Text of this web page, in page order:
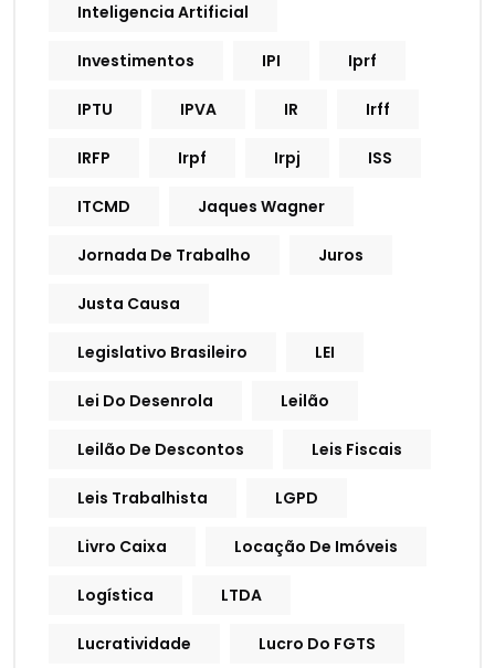
Inteligencia Artificial
Investimentos IPI Iprf
IPTU IPVA IR Irff
IRFP Irpf Irpj ISS
ITCMD Jaques Wagner
Jornada De Trabalho Juros
Justa Causa
Legislativo Brasileiro LEI
Lei Do Desenrola Leilão
Leilão De Descontos Leis Fiscais
Leis Trabalhista LGPD
Livro Caixa Locação De Imóveis
Logística LTDA
Lucratividade Lucro Do FGTS